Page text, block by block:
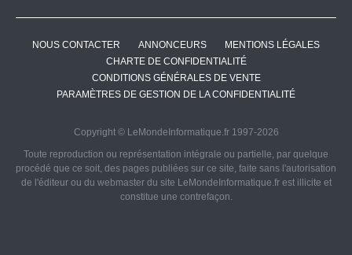
NOUS CONTACTER ANNONCEURS
MENTIONS LÉGALES
CHARTE DE CONFIDENTIALITÉ
CONDITIONS GÉNÉRALES DE VENTE
PARAMÈTRES DE GESTION DE LA CONFIDENTIALITÉ
Copyright © LeMondeInformatique.fr 1997-2026
Toute reproduction ou représentation intégrale ou partielle, par quelque
procédé que ce soit, des pages publiées sur ce site, faite sans l'autorisation
de l'éditeur ou du webmaster du site LeMondeInformatique.fr est illicite et
constitue une contrefaçon.